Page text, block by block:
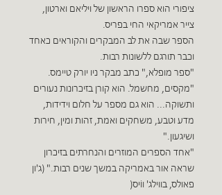
ציפורי הוא ספרו הראשון של ויליאם וארטון,
צייר אמריקאי החי בפריס.
הספר שבה את לב המבקרים והקוראים כאחד
וכבר תורגם ללשונות רבות.
"ספר מופלא," כתב מבקר ניו יורק טיימס.
"מקסים, מחשמל. הוא קורן בזיכרונות נעורים
ותשוקה... הוא גם מספר על חלום וידידות,
מדע וטבע, משחקים ואמת, זהות ומין, חירות
ושיגעון."
"אחד הספרים המוזרים והנחרתים בזיכרון
שראה אור באמריקה במשך שנים רבות." (ג'ון
פאולס, בווילג' ווֹיס(